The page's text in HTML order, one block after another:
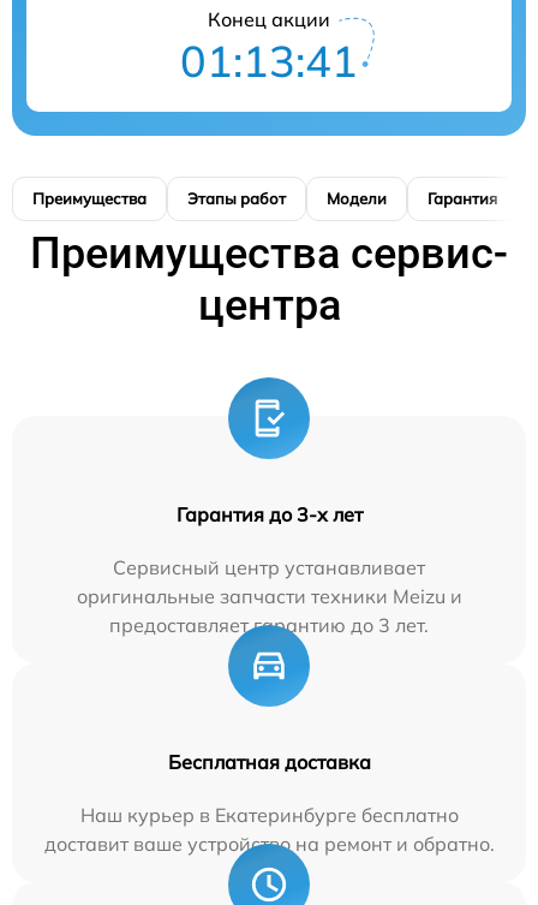
Конец акции
01:13:41
Преимущества Этапы работ Модели Гарантия
Преимущества сервис-
центра
Гарантия до 3-х лет
Сервисный центр устанавливает
оригинальные запчасти техники Meizu и
предоставляет гарантию до 3 лет.
Бесплатная доставка
Наш курьер в Екатеринбурге бесплатно
доставит ваше устройство на ремонт и обратно.